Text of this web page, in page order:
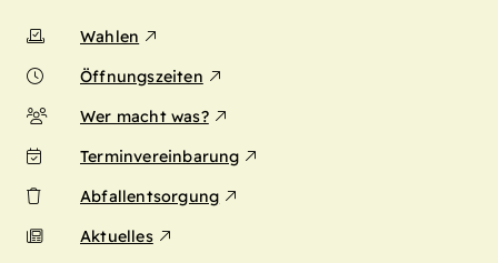
Wahlen
Öffnungszeiten
Wer macht was?
Terminvereinbarung
Abfallentsorgung
Aktuelles